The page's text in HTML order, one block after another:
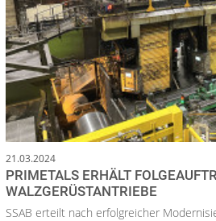
21.03.2024
PRIMETALS ERHÄLT
WALZGERÜSTANTRIEBE
SSAB erteilt nach erfolgreicher